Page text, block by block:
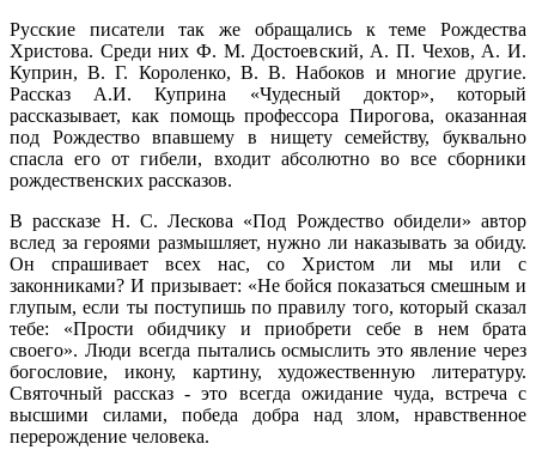
Русские писатели так же обращались к теме Рождества
Христова. Среди них Ф. М. Достоевский, А. П. Чехов, А. И.
Куприн, В. Г. Короленко, В. В. Набоков и многие другие.
Рассказ А.И. Куприна «Чудесный доктор», который
рассказывает, как помощь профессора Пирогова, оказанная
под Рождество впавшему в нищету семейству, буквально
спасла его от гибели, входит абсолютно во все сборники
рождественских рассказов.
В рассказе Н. С. Лескова «Под Рождество обидели» автор
вслед за героями размышляет, нужно ли наказывать за обиду.
Он спрашивает всех нас, со Христом ли мы или с
законниками? И призывает: «Не бойся показаться смешным и
глупым, если ты поступишь по правилу того, который сказал
тебе: «Прости обидчику и приобрети себе в нем брата
своего». Люди всегда пытались осмыслить это явление через
богословие, икону, картину, художественную литературу.
Святочный рассказ - это всегда ожидание чуда, встреча с
высшими силами, победа добра над злом, нравственное
перерождение человека.